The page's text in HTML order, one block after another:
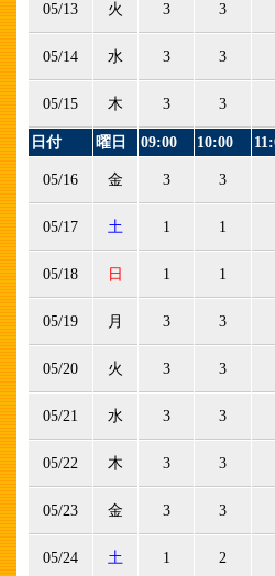
05/13 火 3 3
05/14 水 3 3
05/15 木 3 3
日付 曜日 09:00 10:00
05/16 金 3 3
05/17 土 1 1
05/18 日 1 1
05/19 月 3 3
05/20 火 3 3
05/21 水 3 3
05/22 木 3 3
05/23 金 3 3
05/24 土 1 2